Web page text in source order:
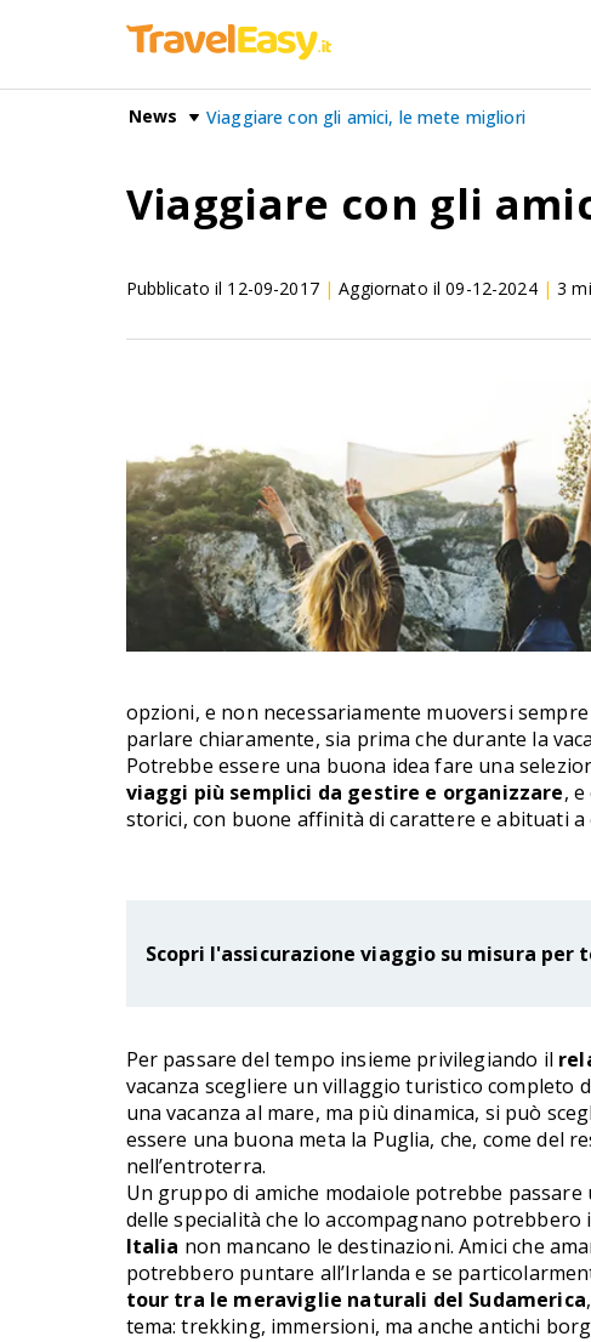
News Viaggiare con gli amici, le mete migliori
Viaggiare con gli
Pubblicato il 12-09-2017|Aggiornato il09-12-2024|3
opzioni, e non necessariamente muoversi
parlare chiaramente, sia prima che durante la
Potrebbe essere una buona idea fare una
viaggi più semplici da gestire e organizzare,
storici, con buone affinità di carattere e abituati a
Scopri l'assicurazione viaggio su misura per
Per passare del tempo insieme privilegiando il
vacanza scegliere un villaggio turistico completo
una vacanza al mare, ma più dinamica, si può
essere una buona meta la Puglia, che, come del
nell’entroterra.
Un gruppo di amiche modaiole potrebbe passare
delle specialità che lo accompagnano
Italia non mancano le destinazioni. Amici che
potrebbero puntare all’Irlanda e se
tour tra le meraviglie naturali del Sudamerica
tema: trekking, immersioni, ma anche antichi